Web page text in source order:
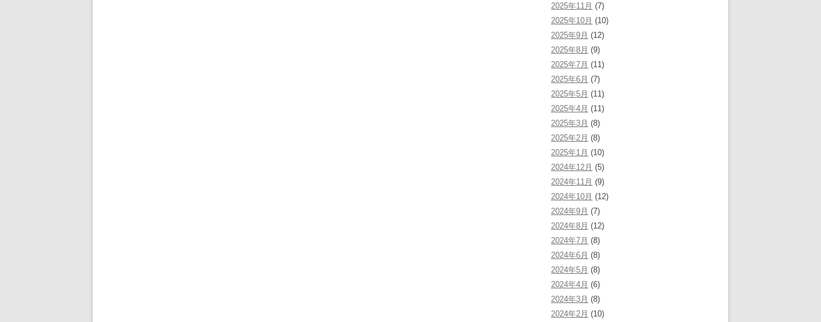
2025年11月 (7)
2025年10月 (10)
2025年9月 (12)
2025年8月 (9)
2025年7月 (11)
2025年6月 (7)
2025年5月 (11)
2025年4月 (11)
2025年3月 (8)
2025年2月 (8)
2025年1月 (10)
2024年12月 (5)
2024年11月 (9)
2024年10月 (12)
2024年9月 (7)
2024年8月 (12)
2024年7月 (8)
2024年6月 (8)
2024年5月 (8)
2024年4月 (6)
2024年3月 (8)
2024年2月 (10)